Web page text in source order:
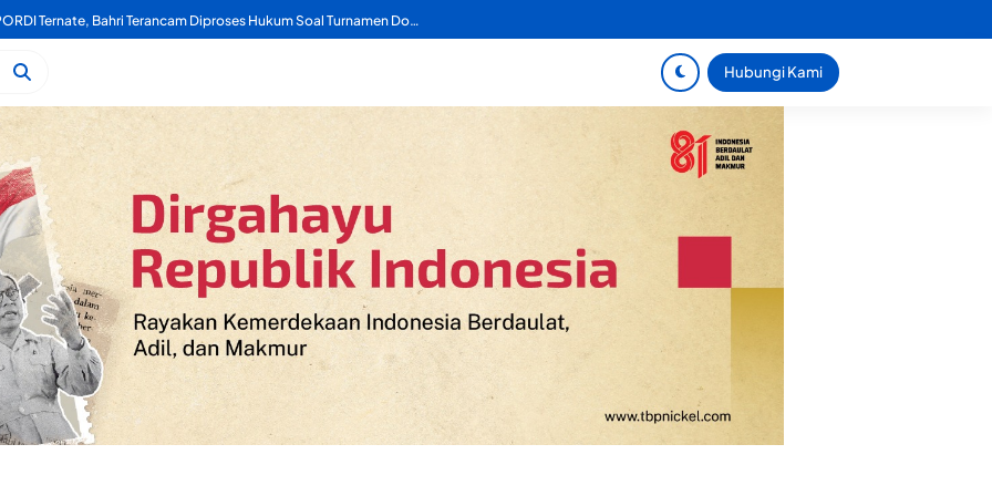
Domino Gotalamo Cup
Hubungi Kami